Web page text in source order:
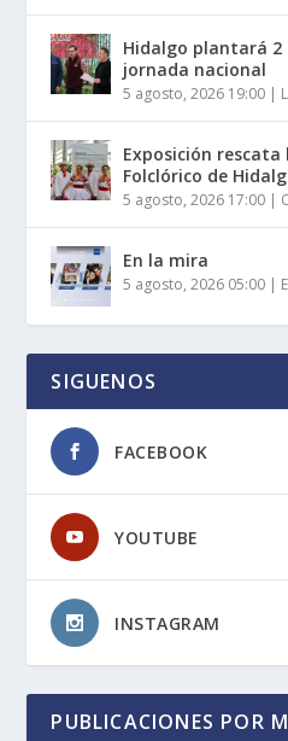
Hidalgo plantará 2
jornada nacional
5 agosto, 2026 19:00 |
Exposición
Folclórico de
5 agosto, 2026 17:00 |
En la mira
5 agosto, 2026 05:00 |
SIGUENOS
FACEBOOK
YOUTUBE
INSTAGRAM
PUBLICACIONES POR